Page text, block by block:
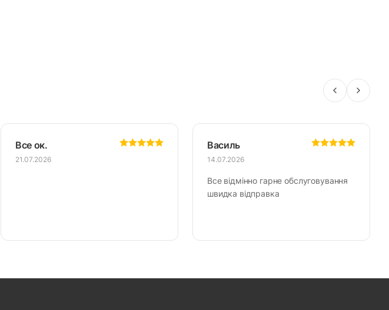
Все ок.
21.07.2026
Василь
14.07.2026
Все відмінно гарне обслуговування
швидка відправка